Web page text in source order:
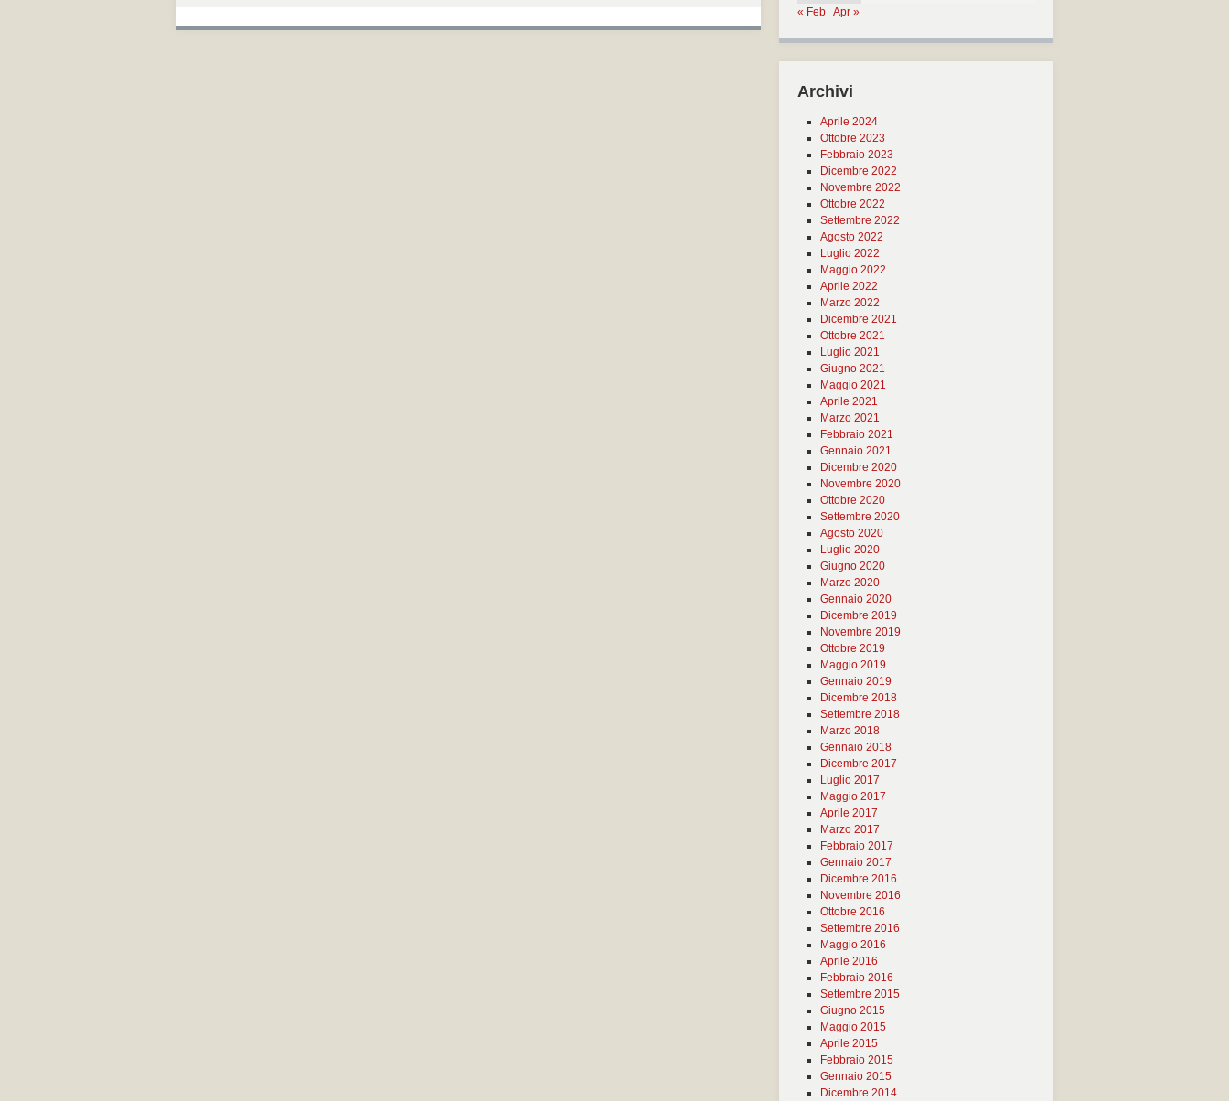
« Feb Apr »
Archivi
Aprile 2024
Ottobre 2023
Febbraio 2023
Dicembre 2022
Novembre 2022
Ottobre 2022
Settembre 2022
Agosto 2022
Luglio 2022
Maggio 2022
Aprile 2022
Marzo 2022
Dicembre 2021
Ottobre 2021
Luglio 2021
Giugno 2021
Maggio 2021
Aprile 2021
Marzo 2021
Febbraio 2021
Gennaio 2021
Dicembre 2020
Novembre 2020
Ottobre 2020
Settembre 2020
Agosto 2020
Luglio 2020
Giugno 2020
Marzo 2020
Gennaio 2020
Dicembre 2019
Novembre 2019
Ottobre 2019
Maggio 2019
Gennaio 2019
Dicembre 2018
Settembre 2018
Marzo 2018
Gennaio 2018
Dicembre 2017
Luglio 2017
Maggio 2017
Aprile 2017
Marzo 2017
Febbraio 2017
Gennaio 2017
Dicembre 2016
Novembre 2016
Ottobre 2016
Settembre 2016
Maggio 2016
Aprile 2016
Febbraio 2016
Settembre 2015
Giugno 2015
Maggio 2015
Aprile 2015
Febbraio 2015
Gennaio 2015
Dicembre 2014